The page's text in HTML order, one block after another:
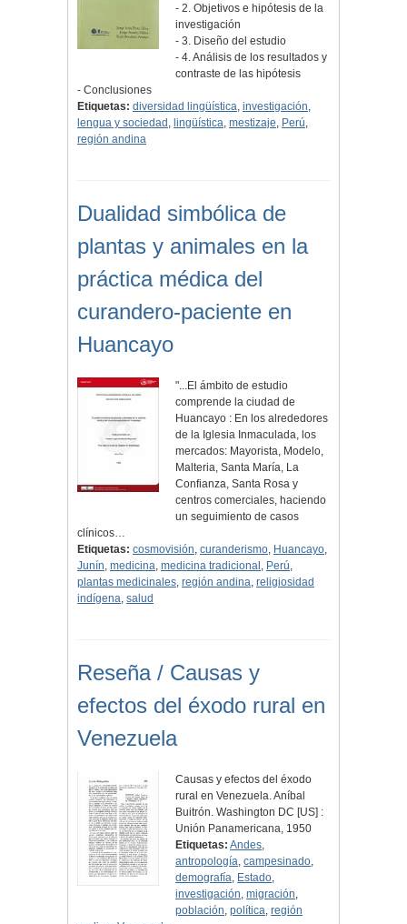
- 2. Objetivos e hipótesis de la
investigación
- 3. Diseño del estudio
- 4. Análisis de los resultados y
contraste de las hipótesis
- Conclusiones
Etiquetas: diversidad lingüística, investigación,
lengua y sociedad , lingüística, mestizaje, Perú,
región andina
Dualidad simbólica de
plantas y animales en la
práctica médica del
curandero-paciente en
Huancayo
"...El ámbito de estudio
comprende la ciudad de
Huancayo : En los alrededores
de la Iglesia Inmaculada, los
mercados: Mayorista, Modelo,
Malteria, Santa María, La
Confianza, Santa Rosa y
centros comerciales, haciendo
un seguimiento de casos
clínicos…
Etiquetas: cosmovisión, curanderismo, Huancayo,
Junín, medicina, medicina tradicional , Perú,
plantas medicinales, región andina, religiosidad
indígena, salud
Reseña / Causas y
efectos del éxodo rural en
Venezuela
Causas y efectos del éxodo
rural en Venezuela. Aníbal
Buitrón. Washington DC [US] :
Unión Panamericana, 1950
Etiquetas: Andes,
antropología,campesinado,
demografía, Estado,
investigación,migración,
población,política,región